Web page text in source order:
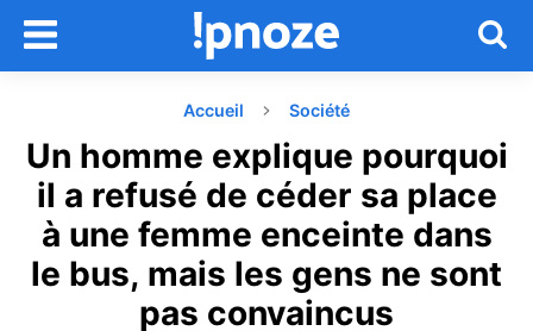
Accueil Société
Un homme explique pourquoi
il a refusé de céder sa place
à une femme enceinte dans
le bus, mais les gens ne sont
pas convaincus